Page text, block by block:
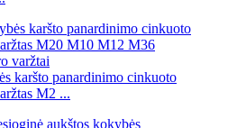
karšto panardinimo cinkuoto
M2 ...